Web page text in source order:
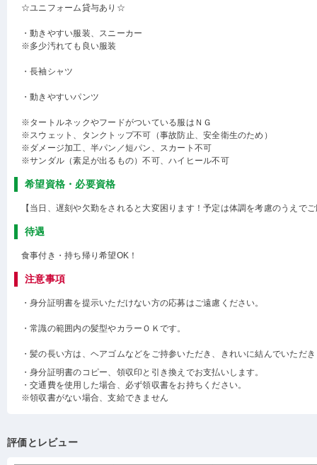
☆ユニフォーム貸与あり☆
・動きやすい服装、スニーカー
※多少汚れても良い服装
・長袖シャツ
・動きやすいパンツ
※タートルネックやフードがついている服はＮＧ
※スウェット、タンクトップ不可（事故防止、安全衛生のため）
※ダメージ加工、半パン／短パン、スカート不可
※サンダル（素足が出るもの）不可、ハイヒール不可
希望資格・必要資格
【当日、遅刻や欠勤をされると大変困ります！予定は体調を考慮のうえで
待遇
食事付き・持ち帰り希望OK！
注意事項
・身分証明書を提示いただけない方の応募はご遠慮ください。
・常識の範囲内の髪型やカラーＯＫです。
・髪の長い方は、ヘアゴムなどをご持参いただき、きれいに結んでいただ
・身分証明書のコピー、領収印と引き換えでお支払いします。
・交通費を使用した場合、必ず領収書をお持ちください。
※領収書がない場合、支給できません
評価とレビュー